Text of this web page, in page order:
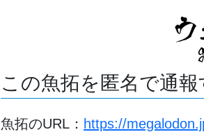
この魚拓を匿名で通報
魚拓のURL： https://